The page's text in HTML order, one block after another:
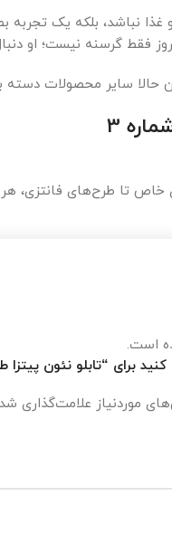
بلکه یک تجربه
فقط گرسنه نیست؛ او
حالا سایر محصولات دسته
3
خاص تا طرح‌های فانتزی،
است.
برای “تابلو نئون پیتزا
موردنیاز علامت‌گذاری